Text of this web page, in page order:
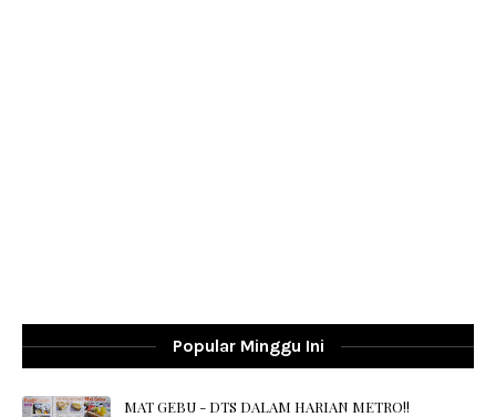
Popular Minggu Ini
MAT GEBU - DTS DALAM HARIAN METRO!!